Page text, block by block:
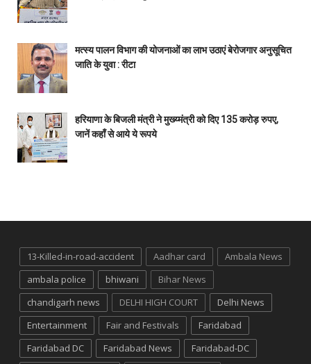
मत्स्य पालन विभाग की योजनाओं का लाभ उठाएं बेरोजगार अनुसूचित
जाति के युवा : रीटा
हरियाणा के बिजली मंत्री ने मुख्य्मंत्री को दिए 135 करोड़ रुपए,
जानें कहाँ से आये ये रूपये
13-Killed-in-road-accident Aadhar card
Ambala News
ambala police
bhiwani
Bihar News
chandigarh news
DELHI HIGH COURT
Delhi News
Entertainment
Fair and Festivals
Faridabad
Faridabad DC
Faridabad News
Faridabad-DC